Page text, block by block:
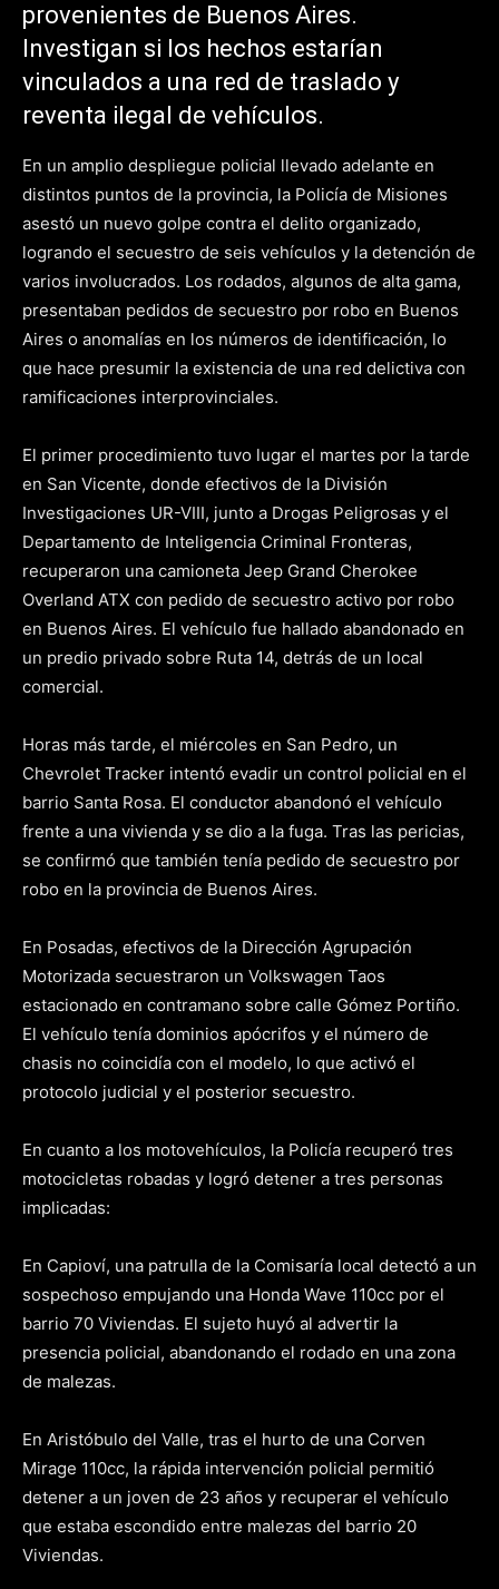
provenientes de Buenos Aires.
Investigan si los hechos estarían
vinculados a una red de traslado y
reventa ilegal de vehículos.
En un amplio despliegue policial llevado adelante en
distintos puntos de la provincia, la Policía de Misiones
asestó un nuevo golpe contra el delito organizado,
logrando el secuestro de seis vehículos y la detención de
varios involucrados. Los rodados, algunos de alta gama,
presentaban pedidos de secuestro por robo en Buenos
Aires o anomalías en los números de identificación, lo
que hace presumir la existencia de una red delictiva con
ramificaciones interprovinciales.
El primer procedimiento tuvo lugar el martes por la tarde
en San Vicente, donde efectivos de la División
Investigaciones UR-VIII, junto a Drogas Peligrosas y el
Departamento de Inteligencia Criminal Fronteras,
recuperaron una camioneta Jeep Grand Cherokee
Overland ATX con pedido de secuestro activo por robo
en Buenos Aires. El vehículo fue hallado abandonado en
un predio privado sobre Ruta 14, detrás de un local
comercial.
Horas más tarde, el miércoles en San Pedro, un
Chevrolet Tracker intentó evadir un control policial en el
barrio Santa Rosa. El conductor abandonó el vehículo
frente a una vivienda y se dio a la fuga. Tras las pericias,
se confirmó que también tenía pedido de secuestro por
robo en la provincia de Buenos Aires.
En Posadas, efectivos de la Dirección Agrupación
Motorizada secuestraron un Volkswagen Taos
estacionado en contramano sobre calle Gómez Portiño.
El vehículo tenía dominios apócrifos y el número de
chasis no coincidía con el modelo, lo que activó el
protocolo judicial y el posterior secuestro.
En cuanto a los motovehículos, la Policía recuperó tres
motocicletas robadas y logró detener a tres personas
implicadas:
En Capioví, una patrulla de la Comisaría local detectó a un
sospechoso empujando una Honda Wave 110cc por el
barrio 70 Viviendas. El sujeto huyó al advertir la
presencia policial, abandonando el rodado en una zona
de malezas.
En Aristóbulo del Valle, tras el hurto de una Corven
Mirage 110cc, la rápida intervención policial permitió
detener a un joven de 23 años y recuperar el vehículo
que estaba escondido entre malezas del barrio 20
Viviendas.